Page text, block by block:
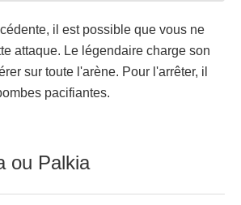
il est possible que vous ne
attaque. Le légendaire charge son
sur toute l'arène. Pour l'arrêter, il
pacifiantes.
ou Palkia